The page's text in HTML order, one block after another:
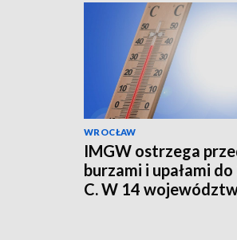
WROCŁAW
IMGW ostrzega
burzami i upałami
C. W 14